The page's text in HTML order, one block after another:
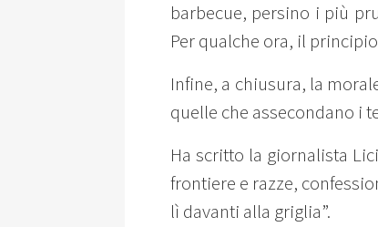
barbecue, persino i più
Per qualche ora, il
Infine, a chiusura, la
quelle che assecondano i
Ha scritto la giornalista
frontiere e razze,
lì davanti alla griglia”.